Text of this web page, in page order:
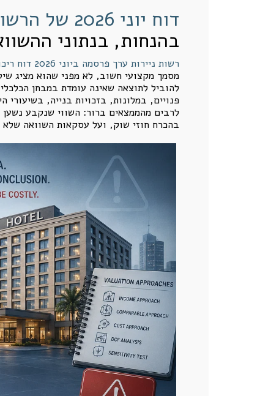
דוח יוני 2026 של הרשות לניירות ערך
בהנחות, בנתוני
רשות ניירות ערך פרסמה ביוני 2026 דוח ריכוז ממצאים העוסק בליקויים ובכשלים שנמצאו בבדיקת הערכות שווי נדל"ן והערכות שווי של פעילויות עסקיות
מסמך מקצועי חשוב, לא מפני שהוא מציג
להוביל לתוצאה שאינה עומדת במבחן
פנויים, במלונות, בזכויות בנייה,
לרבים מהממצאים ברור: השווי שנקבע נשען
בהכרח חוזי שוק, ועל עסקאות השוואה שלא